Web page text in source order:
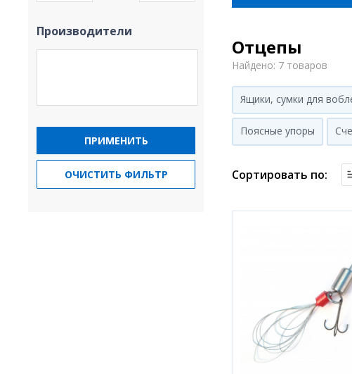
Производители
ПРИМЕНИТЬ
ОЧИСТИТЬ ФИЛЬТР
Отцепы
Найдено: 7 товаров
Ящики, сумки для
Поясные упоры
Сортировать по: